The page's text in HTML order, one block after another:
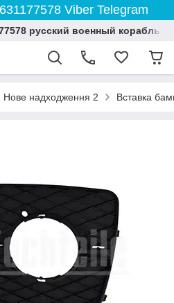
Viber Telegram
русский военный корабль
Нове надходження 2 Вставка